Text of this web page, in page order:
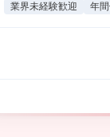
業界未経験歓迎 年